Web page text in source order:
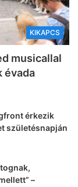
KIKAPCS
musicallal
évada
érkezik
születésnapján
–